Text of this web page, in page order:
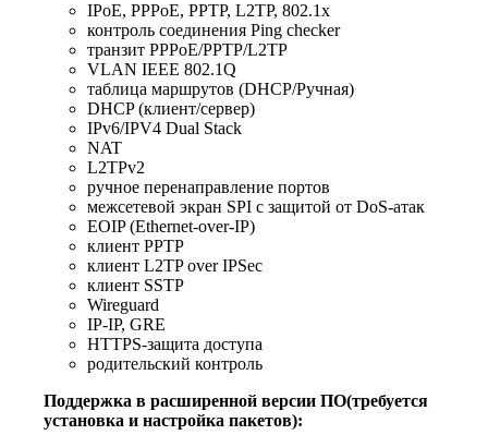
IPoE, PPPoE, PPTP, L2TP, 802.1x
контроль соединения Ping checker
транзит PPPoE/PPTP/L2TP
VLAN IEEE 802.1Q
таблица маршрутов (DHCP/Ручная)
DHCP (клиент/сервер)
IPv6/IPV4 Dual Stack
NAT
L2TPv2
ручное перенаправление портов
межсетевой экран SPI с защитой от DoS-атак
EOIP (Ethernet-over-IP)
клиент PPTP
клиент L2TP over IPSec
клиент SSTP
Wireguard
IP-IP, GRE
HTTPS-защита доступа
родительский контроль
Поддержка в расширенной версии ПО(требуется
установка и настройка пакетов):